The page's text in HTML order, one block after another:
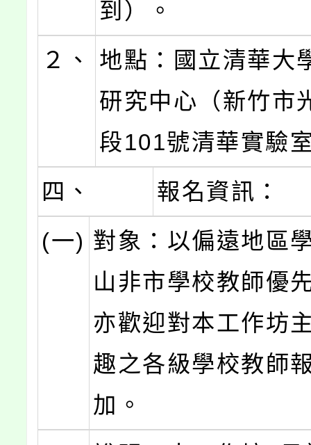
到）。
２、
地點：國立清華大
研究中心（新竹市
段101號清華實驗
四、
報名資訊：
(一) 對象：以偏遠地區
山非市學校教師優
亦歡迎對本工作坊
趣之各級學校教師
加。